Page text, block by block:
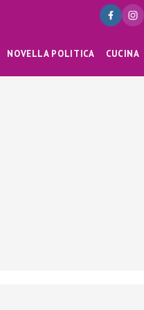
NOVELLA POLITICA CUCINA